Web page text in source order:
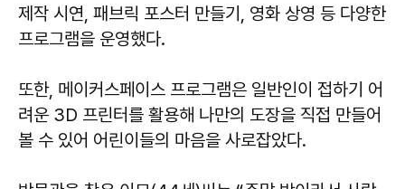
제작 시연, 패브릭 포스터 만들기, 영화 상영 등 다양한
프로그램을 운영했다.
또한, 메이커스페이스 프로그램은 일반인이 접하기 어
려운 3D 프린터를 활용해 나만의 도장을 직접 만들어
볼 수 있어 어린이들의 마음을 사로잡았다.